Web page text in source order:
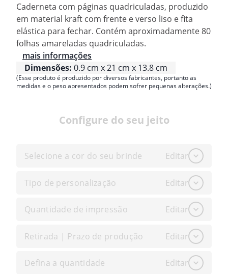
Caderneta com páginas quadriculadas, produzido
em material kraft com frente e verso liso e fita
elástica para fechar. Contém aproximadamente 80
folhas amareladas quadriculadas.
mais informações
Dimensões: 0.9 cm x 21 cm x 13.8 cm
(Esse produto é produzido por diversos fabricantes, portanto as
medidas e o peso apresentados podem sofrer pequenas alterações.)
Configure do seu jeito
Selecione a cor do seu brinde Editar
Tipo de personalização Editar
Quantidade de impressão Editar
Retirada | Prazo de produção Editar
Defina a quantidade Editar